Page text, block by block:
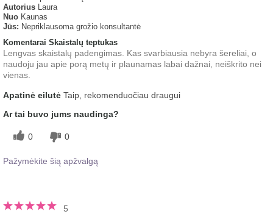
Autorius Laura
Nuo Kaunas
Jūs: Nepriklausoma grožio konsultantė
Komentarai Skaistalų teptukas
Lengvas skaistalų padengimas. Kas svarbiausia nebyra šereliai, o
naudoju jau apie porą metų ir plaunamas labai dažnai, neiškrito nei
vienas.
Apatinė eilutė Taip, rekomenduočiau draugui
Ar tai buvo jums naudinga?
0 0
Pažymėkite šią apžvalgą
5